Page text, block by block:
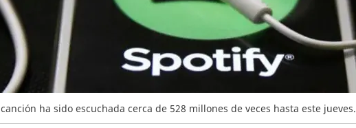
canción ha sido escuchada cerca de 528 millones de veces hasta este jueves.